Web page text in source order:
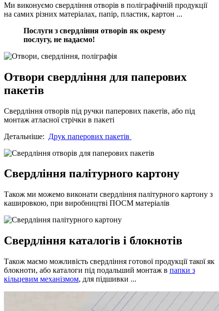
Ми виконуємо свердління отворів в поліграфічній продукції
на самих різних матеріалах, папір, пластик, картон ...
Послуги з свердління отворів як окрему
послугу, не надаємо!
Отвори свердління для паперових
пакетів
Свердління отворів під ручки паперових пакетів, або під
монтаж атласної стрічки в пакеті
Детальніше: Друк паперових пакетів
Свердління палітурного картону
Також ми можемо виконати свердління палітурного картону з
кашировкою, при виробництві ПОСМ матеріалів
Свердління каталогів і блокнотів
Також маємо можливість свердління готової продукції такої як
блокноти, або каталоги під подальший монтаж в папки з
кільцевим механізмом, для підшивки ...